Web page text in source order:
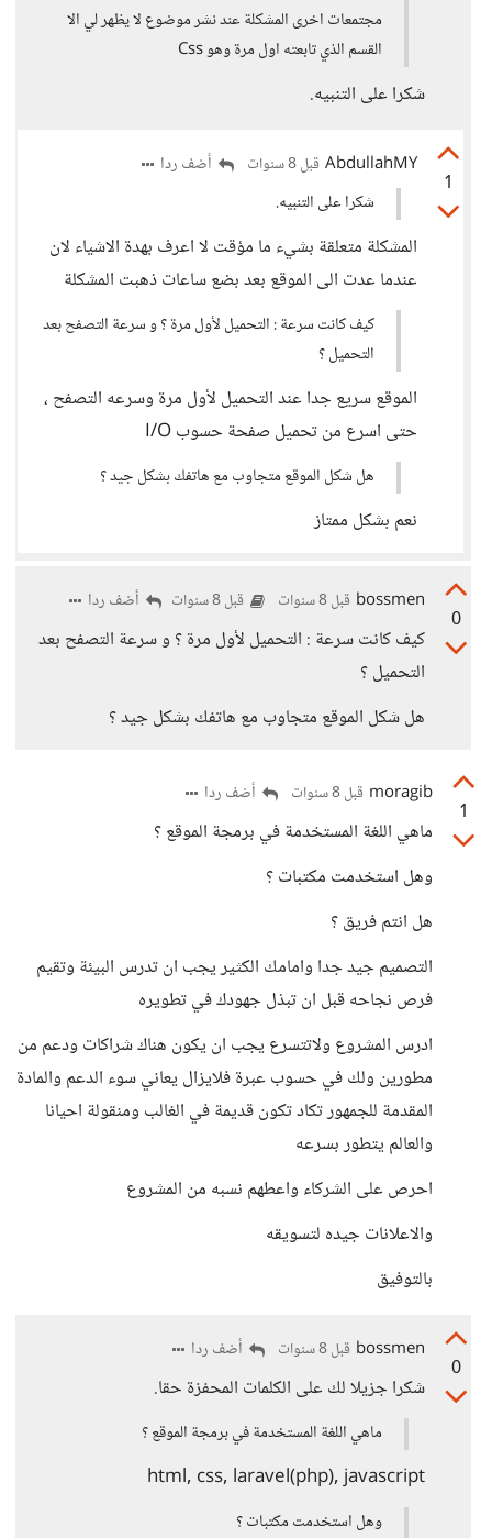
مجتمعات اخرى المشكلة عند نشر موضوع لا يظهر لي الا
القسم الذي تابعته اول مرة وهو Css
شكرا على التنبيه.
1
AbdullahMY قبل 8 سنوات
أضف ردا
شكرا على التنبيه.
المشكلة متعلقة بشيء ما مؤقت لا اعرف بهدة الاشياء لان
عندما عدت الى الموقع بعد بضع ساعات ذهبت المشكلة
كيف كانت سرعة : التحميل لأول مرة ؟ و سرعة التصفح بعد
التحميل ؟
الموقع سريع جدا عند التحميل لأول مرة وسرعه التصفح ،
حتى اسرع من تحميل صفحة حسوب I/O
هل شكل الموقع متجاوب مع هاتفك بشكل جيد ؟
نعم بشكل ممتاز
0
bossmen قبل 8 سنوات قبل 8 سنوات أضف ردا
كيف كانت سرعة : التحميل لأول مرة ؟ و سرعة التصفح بعد
التحميل ؟
هل شكل الموقع متجاوب مع هاتفك بشكل جيد ؟
1
moragib قبل 8 سنوات أضف ردا
ماهي اللغة المستخدمة في برمجة الموقع ؟
وهل استخدمت مكتبات ؟
هل انتم فريق ؟
التصميم جيد جدا وامامك الكثير يجب ان تدرس البيئة وتقيم
فرص نجاحه قبل ان تبذل جهودك في تطويره
ادرس المشروع ولاتتسرع يجب ان يكون هناك شراكات ودعم من
مطورين ولك في حسوب عبرة فلايزال يعاني سوء الدعم والمادة
المقدمة للجمهور تكاد تكون قديمة في الغالب ومنقولة احيانا
والعالم يتطور بسرعه
احرص على الشركاء واعطهم نسبه من المشروع
والاعلانات جيده لتسويقه
بالتوفيق
0
bossmen قبل 8 سنوات أضف ردا
شكرا جزيلا لك على الكلمات المحفزة حقا.
ماهي اللغة المستخدمة في برمجة الموقع ؟
html, css, laravel(php), javascript
وهل استخدمت مكتبات ؟